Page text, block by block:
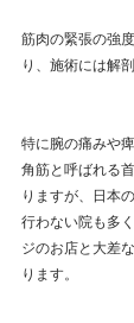
筋肉の緊張の強
り、施術には解
特に腕の痛みや
角筋と呼ばれる
りますが、日本
行わない院も多
ジのお店と大差
ります。